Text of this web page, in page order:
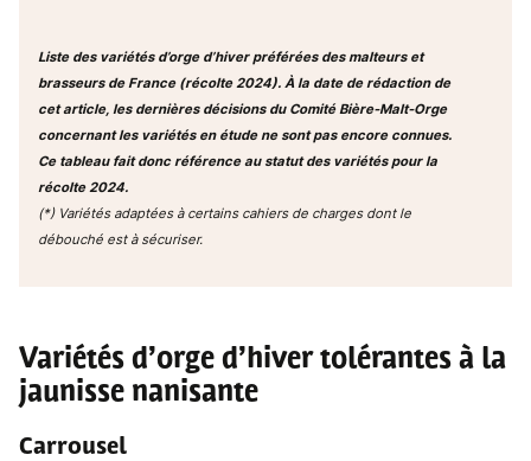
Liste des variétés d’orge d’hiver préférées des malteurs et
brasseurs de France (récolte 2024). À la date de rédaction de
cet article, les dernières décisions du Comité Bière-Malt-Orge
concernant les variétés en étude ne sont pas encore connues.
Ce tableau fait donc référence au statut des variétés pour la
récolte 2024.
(*) Variétés adaptées à certains cahiers de charges dont le
débouché est à sécuriser.
Variétés d’orge d’hiver tolérantes à la
jaunisse nanisante
Carrousel